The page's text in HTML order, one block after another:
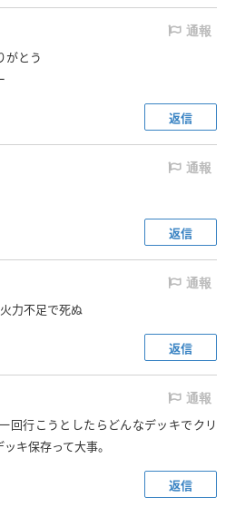
通報
がとう
返信
通報
返信
通報
力不足で死ぬ
返信
通報
回行こうとしたらどんなデッキでクリ
キ保存って大事。
返信